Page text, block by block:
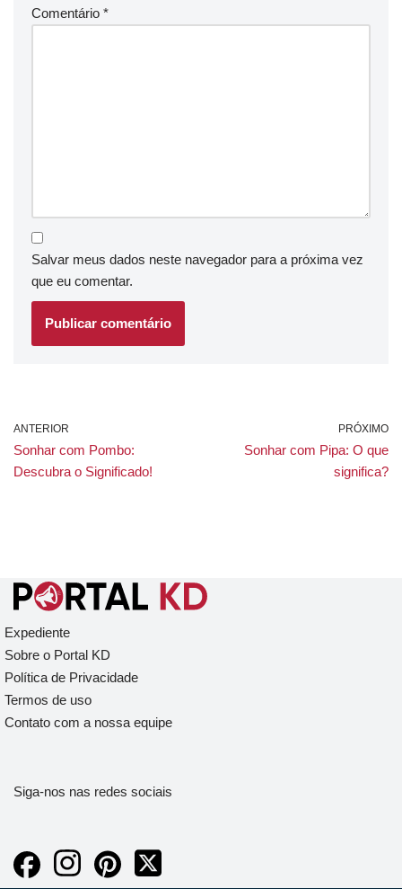
Comentário *
Salvar meus dados neste navegador para a próxima vez
que eu comentar.
ANTERIOR
Sonhar com Pombo:
Descubra o Significado!
PRÓXIMO
Sonhar com Pipa: O que
significa?
Expediente
Sobre o Portal KD
Política de Privacidade
Termos de uso
Contato com a nossa equipe
Siga-nos nas redes sociais